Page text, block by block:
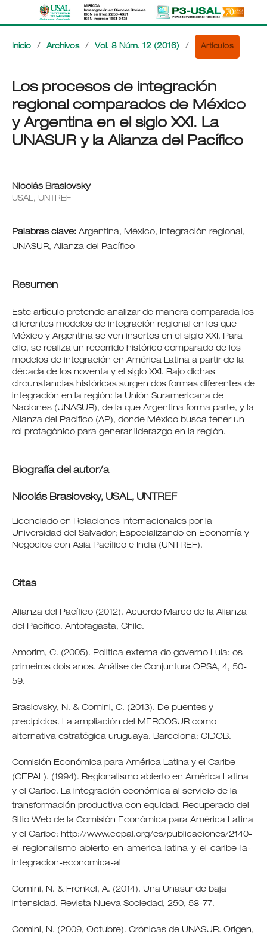
Inicio / Archivos / Vol. 8 Núm. 12 (2016) / Artículos
Los procesos de integración
regional comparados de México
y Argentina en el siglo XXI. La
UNASUR y la Alianza del Pacífico
Nicolás Braslovsky
USAL, UNTREF
Palabras clave: Argentina, México, Integración regional,
UNASUR, Alianza del Pacífico
Resumen
Este artículo pretende analizar de manera comparada los
diferentes modelos de integración regional en los que
México y Argentina se ven insertos en el siglo XXI. Para
ello, se realiza un recorrido histórico comparado de los
modelos de integración en América Latina a partir de la
década de los noventa y el siglo XXI. Bajo dichas
circunstancias históricas surgen dos formas diferentes de
integración en la región: la Unión Suramericana de
Naciones (UNASUR), de la que Argentina forma parte, y la
Alianza del Pacífico (AP), donde México busca tener un
rol protagónico para generar liderazgo en la región.
Biografía del autor/a
Nicolás Braslovsky, USAL, UNTREF
Licenciado en Relaciones Internacionales por la
Universidad del Salvador; Especializando en Economía y
Negocios con Asia Pacífico e India (UNTREF).
Citas
Alianza del Pacífico (2012). Acuerdo Marco de la Alianza
del Pacífico. Antofagasta, Chile.
Amorim, C. (2005). Política externa do governo Lula: os
primeiros dois anos. Análise de Conjuntura OPSA, 4, 50-
59.
Braslovsky, N. & Comini, C. (2013). De puentes y
precipicios. La ampliación del MERCOSUR como
alternativa estratégica uruguaya. Barcelona: CIDOB.
Comisión Económica para América Latina y el Caribe
(CEPAL). (1994). Regionalismo abierto en América Latina
y el Caribe. La integración económica al servicio de la
transformación productiva con equidad. Recuperado del
Sitio Web de la Comisión Económica para América Latina
y el Caribe: http://www.cepal.org/es/publicaciones/2140-
el-regionalismo-abierto-en-america-latina-y-el-caribe-la-
integracion-economica-al
Comini, N. & Frenkel, A. (2014). Una Unasur de baja
intensidad. Revista Nueva Sociedad, 250, 58-77.
Comini, N. (2009, Octubre). Crónicas de UNASUR. Origen,